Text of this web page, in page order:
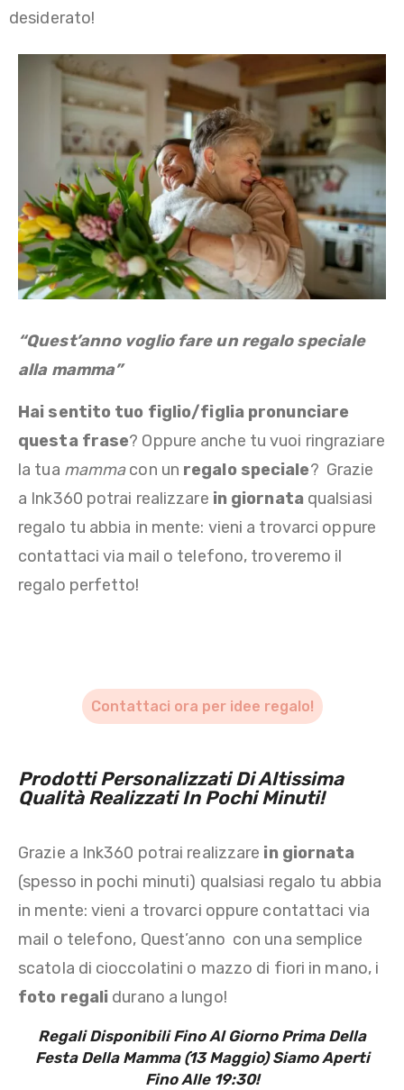
desiderato!
“Quest’anno voglio fare un regalo speciale
alla mamma”
Hai sentito tuo figlio/figlia pronunciare
questa frase? Oppure anche tu vuoi ringraziare
la tua mammacon un regalo speciale? Grazie
a Ink360 potrai realizzare in giornata qualsiasi
regalo tu abbia in mente: vieni a trovarci oppure
contattaci via mail o telefono, troveremo il
regalo perfetto!
Contattaci ora per idee regalo!
Prodotti Personalizzati Di Altissima
Qualità Realizzati In Pochi Minuti!
Grazie a Ink360 potrai realizzare in giornata
(spesso in pochi minuti) qualsiasi regalo tu abbia
in mente: vieni a trovarci oppure contattaci via
mail o telefono, Quest’anno con una semplice
scatola di cioccolatini o mazzo di fiori in mano, i
foto regali durano a lungo!
Regali Disponibili Fino Al Giorno Prima Della
Festa Della Mamma (13 Maggio) Siamo Aperti
Fino Alle 19:30!